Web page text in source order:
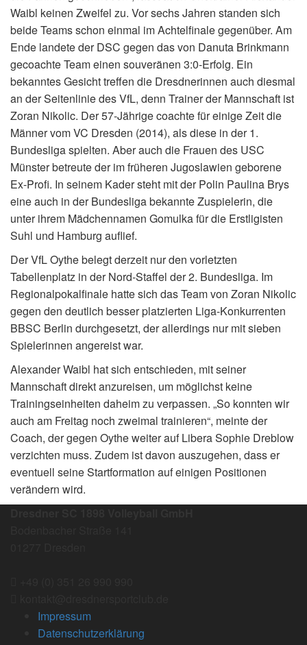
Waibl keinen Zweifel zu. Vor sechs Jahren standen sich
beide Teams schon einmal im Achtelfinale gegenüber. Am
Ende landete der DSC gegen das von Danuta Brinkmann
gecoachte Team einen souveränen 3:0-Erfolg. Ein
bekanntes Gesicht treffen die Dresdnerinnen auch diesmal
an der Seitenlinie des VfL, denn Trainer der Mannschaft ist
Zoran Nikolic. Der 57-Jährige coachte für einige Zeit die
Männer vom VC Dresden (2014), als diese in der 1.
Bundesliga spielten. Aber auch die Frauen des USC
Münster betreute der im früheren Jugoslawien geborene
Ex-Profi. In seinem Kader steht mit der Polin Paulina Brys
eine auch in der Bundesliga bekannte Zuspielerin, die
unter ihrem Mädchennamen Gomulka für die Erstligisten
Suhl und Hamburg auflief.
Der VfL Oythe belegt derzeit nur den vorletzten
Tabellenplatz in der Nord-Staffel der 2. Bundesliga. Im
Regionalpokalfinale hatte sich das Team von Zoran Nikolic
gegen den deutlich besser platzierten Liga-Konkurrenten
BBSC Berlin durchgesetzt, der allerdings nur mit sieben
Spielerinnen angereist war.
Alexander Waibl hat sich entschieden, mit seiner
Mannschaft direkt anzureisen, um möglichst keine
Trainingseinheiten daheim zu verpassen. „So konnten wir
auch am Freitag noch zweimal trainieren“, meinte der
Coach, der gegen Oythe weiter auf Libera Sophie Dreblow
verzichten muss. Zudem ist davon auszugehen, dass er
eventuell seine Startformation auf einigen Positionen
verändern wird.
Impressum
Datenschutzerklärung